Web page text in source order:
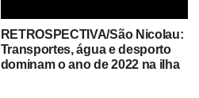
São Nicolau/Futebol: Praia
Branca vence Ultramarina (2-1)
RETROSPECTIVA/São Nicolau:
Transportes, água e desporto
dominam o ano de 2022 na ilha